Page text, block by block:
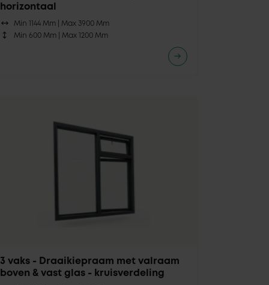
horizontaal
Min 1144 Mm | Max 3900 Mm
Min 600 Mm | Max 1200 Mm
3 vaks - Draaikiepraam met valraam
boven & vast glas - kruisverdeling